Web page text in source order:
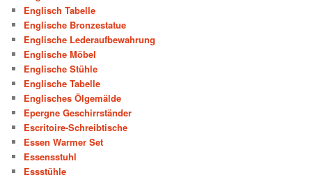
Englisch Tabelle
Englische Bronzestatue
Englische Lederaufbewahrung
Englische Möbel
Englische Stühle
Englische Tabelle
Englisches Ölgemälde
Epergne Geschirrständer
Escritoire-Schreibtische
Essen Warmer Set
Essensstuhl
Essstühle